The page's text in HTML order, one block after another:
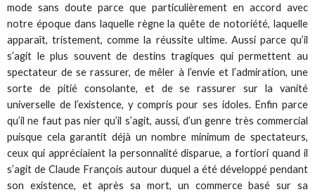
mode sans doute parce que particulièrement en accord avec
notre époque dans laquelle règne la quête de notoriété, laquelle
apparaît, tristement, comme la réussite ultime. Aussi parce qu’il
s’agit le plus souvent de destins tragiques qui permettent au
spectateur de se rassurer, de mêler à l’envie et l’admiration, une
sorte de pitié consolante, et de se rassurer sur la vanité
universelle de l’existence, y compris pour ses idoles. Enfin parce
qu’il ne faut pas nier qu’il s’agit, aussi, d’un genre très commercial
puisque cela garantit déjà un nombre minimum de spectateurs,
ceux qui appréciaient la personnalité disparue, a fortiori quand il
s’agit de Claude François autour duquel a été développé pendant
son existence, et après sa mort, un commerce basé sur sa